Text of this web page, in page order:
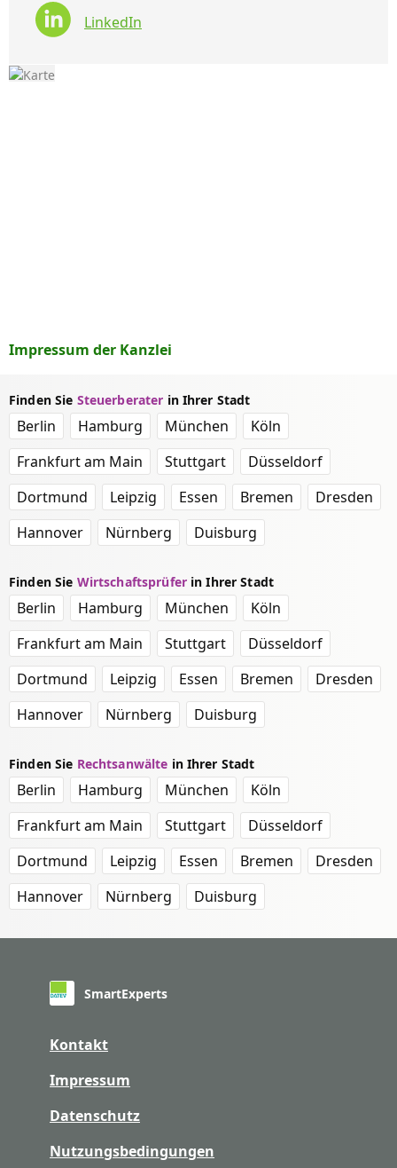
LinkedIn
Impressum der Kanzlei
Finden Sie Steuerberater in Ihrer Stadt
Berlin Hamburg München
Köln
Frankfurt am Main
Stuttgart
Düsseldorf
Dortmund
Leipzig Essen Bremen
Dresden
Hannover
Nürnberg Duisburg
Finden Sie Wirtschaftsprüferin Ihrer Stadt
Berlin Hamburg München
Köln
Frankfurt am Main
Stuttgart
Düsseldorf
Dortmund
Leipzig Essen Bremen
Dresden
Hannover
Nürnberg Duisburg
Finden Sie Rechtsanwälte in Ihrer Stadt
Berlin Hamburg München
Köln
Frankfurt am Main
Stuttgart
Düsseldorf
Dortmund
Leipzig Essen Bremen
Dresden
Hannover
Nürnberg Duisburg
SmartExperts
Kontakt
Impressum
Datenschutz
Nutzungsbedingungen